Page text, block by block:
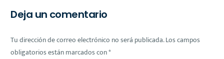
Deja un comentario
Tu dirección de correo electrónico no será publicada.Los campos
obligatorios están marcados con*